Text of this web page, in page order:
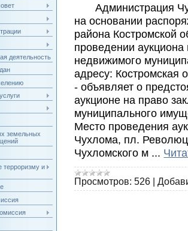
деятельность
земельных
терроризму и
Администрация
на основании
района
проведении
недвижимого
адресу: Костромская
- объявляет о
аукционе на право
муниципального
Место проведения
Чухлома, пл.
Чухломского м ...
Просмотров: 526 |